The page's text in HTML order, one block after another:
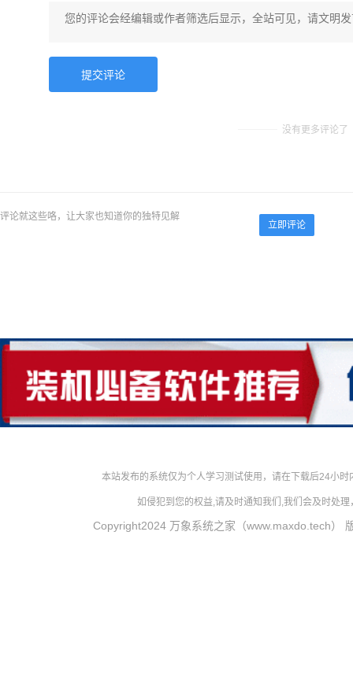
没有更多评论了
评论就这些咯，让大家也知道你的独特见解
立即评论
本站发布的系统仅为个人学习测试使用，请在下载后24小
如侵犯到您的权益,请及时通知我们,我们会及时处
Copyright2024 万象系统之家（www.maxdo.tech）